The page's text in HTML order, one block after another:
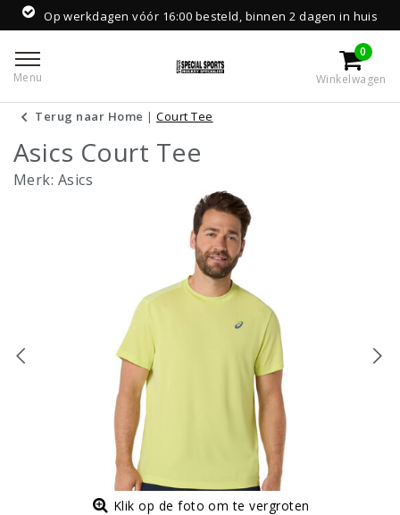
Op werkdagen vóór 16:00 besteld, binnen 2 dagen in huis
Menu
0
Winkelwagen
Terug naar Home |Court Tee
Asics Court Tee
Merk: Asics
Klik op de foto om te vergroten